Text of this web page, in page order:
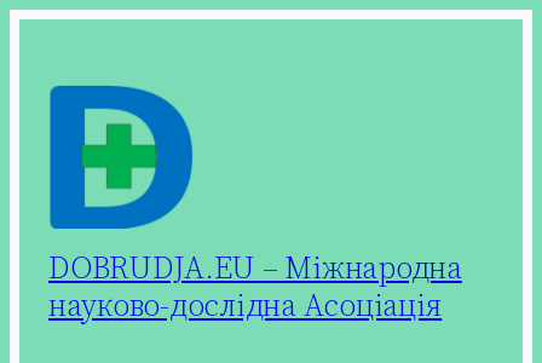
вмісту
DOBRUDJA.EU – Міжнародна
науково-дослідна Асоціація